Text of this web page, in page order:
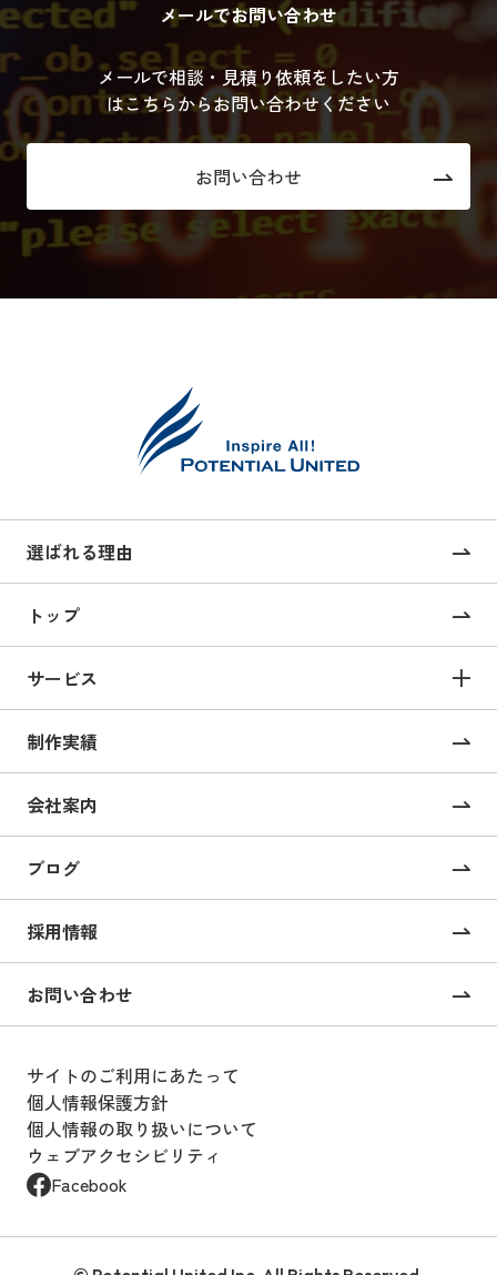
メールでお問い合わせ
メールで相談・見積り依頼をしたい方
はこちらからお問い合わせください
お問い合わせ
選ばれる理由
トップ
サービス
サービス TOP
サイト構築
コーポレートサイト制作
採用サイト制作
CMS構築・導入
オンライン校正ツール “UI Collabo”
Webコンサルティング
Webサイト運用支援
Webサイト運用・設計
Webサイト運用のアウトソーシング
サービス “BOOST”
SEO対策
制作実績
会社案内
ブログ
採用情報
お問い合わせ
サイトのご利用にあたって
個人情報保護方針
個人情報の取り扱いについて
ウェブアクセシビリティ
Facebook